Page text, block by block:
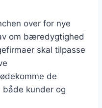
over for nye
om bæredygtighed
skal tilpasse
de
kunder og